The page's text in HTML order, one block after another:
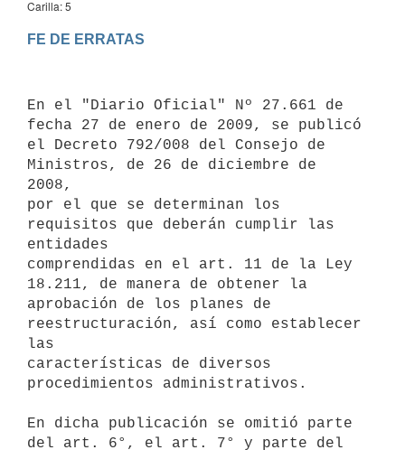
Carilla: 5
En el "Diario Oficial" Nº 27.661 de
fecha 27 de enero de 2009, se publicó
el Decreto 792/008 del Consejo de
Ministros, de 26 de diciembre de
2008,
por el que se determinan los
requisitos que deberán cumplir las
entidades
comprendidas en el art. 11 de la Ley
18.211, de manera de obtener la
aprobación de los planes de
reestructuración, así como establecer
las
características de diversos
procedimientos administrativos.
En dicha publicación se omitió parte
del art. 6°, el art. 7° y parte del